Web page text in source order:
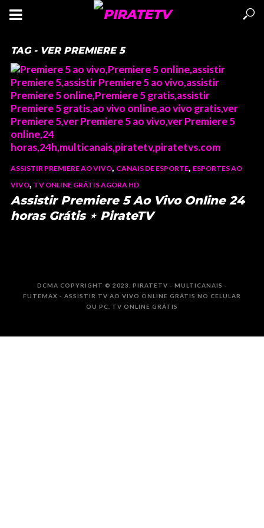
TAG - VER PREMIERE 5
ASSISTIR PREMIERE AO VIVO, CANAIS DE ESPORTE, ESPORTES AO
VIVO, TV ONLINE GRÁTIS AGORA HD
Assistir Premiere 5 Ao Vivo Online 24
horas Grátis ⋆ PirateTV
DCMA COPYRIGHT © 2023. PIRATETV - MULTICANAIS -
FUTEMAX - ASSISTIR TV AO VIVO ONLINE GRÁTIS NO CELULAR
OU PC. TV ONLINE GRÁTIS